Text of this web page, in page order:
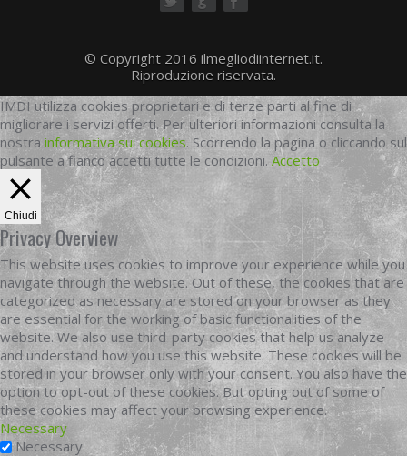
© Copyright 2016 ilmegliodiinternet.it.
Riproduzione riservata.
IMDI utilizza cookies proprietari e di terze parti al fine di
migliorare i servizi offerti. Per ulteriori informazioni consulta la
nostra informativa sui cookies. Scorrendo la pagina o cliccando sul
pulsante a fianco accetti tutte le condizioni. Accetto
Chiudi
Privacy Overview
This website uses cookies to improve your experience while you
navigate through the website. Out of these, the cookies that are
categorized as necessary are stored on your browser as they
are essential for the working of basic functionalities of the
website. We also use third-party cookies that help us analyze
and understand how you use this website. These cookies will be
stored in your browser only with your consent. You also have the
option to opt-out of these cookies. But opting out of some of
these cookies may affect your browsing experience.
Necessary
Necessary